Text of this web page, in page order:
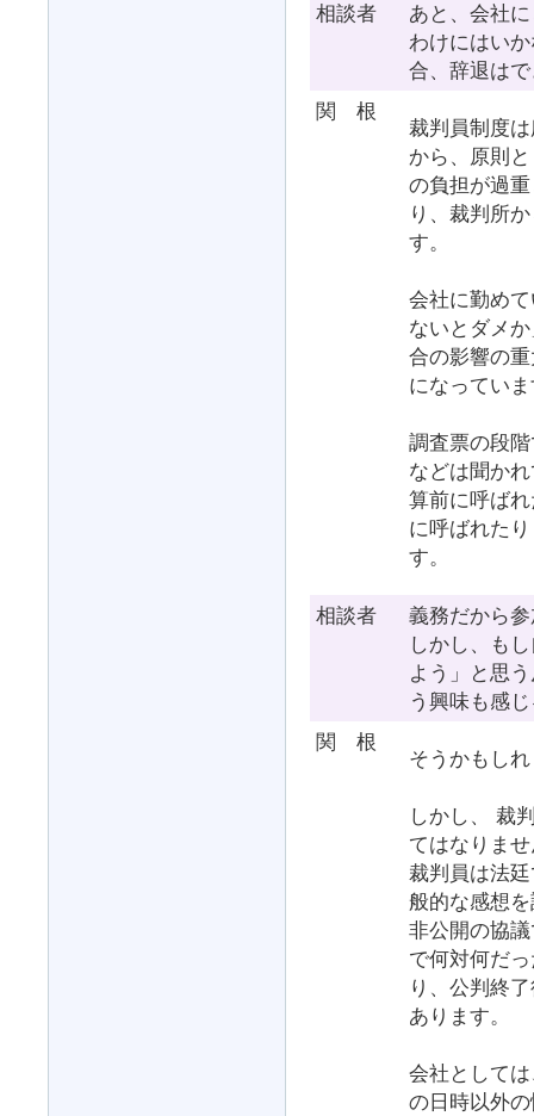
相談者
あと、会社
わけにはい
合、辞退は
関 根
裁判員制度
から、原則
の負担が過
り、裁判所
す。
会社に勤め
ないとダメ
合の影響の
になってい
調査票の段
などは聞か
算前に呼ば
に呼ばれた
す。
相談者
義務だから
しかし、も
よう」と思
う興味も感
関 根
そうかもし
しかし、 裁
てはなりま
裁判員は法
般的な感想
非公開の協
で何対何だ
り、公判終
あります。
会社として
の日時以外